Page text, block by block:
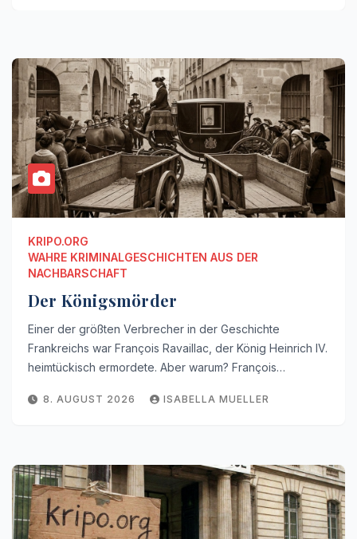
KRIPO.ORG
WAHRE KRIMINALGESCHICHTEN AUS DER
NACHBARSCHAFT
Der Königsmörder
Einer der größten Verbrecher in der Geschichte
Frankreichs war François Ravaillac, der König Heinrich IV.
heimtückisch ermordete. Aber warum? François…
8. AUGUST 2026 ISABELLA MUELLER